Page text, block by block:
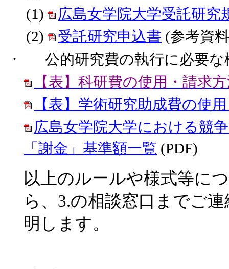
(1)
広島女学院大学受託研究
(2)
受託研究申込書 (参考資料
·
公的研究費の執行に必要
【表】科研費の使用・請求
【表】学術研究助成費の使
広島女学院大学における競
「謝金」基準額一覧 (PDF)
以上のルールや様式等に
ら、 3.の相談窓口までご
明します。